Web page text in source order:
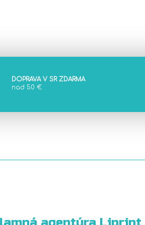
DOPRAVA V SR ZDARMA
nad 50 €